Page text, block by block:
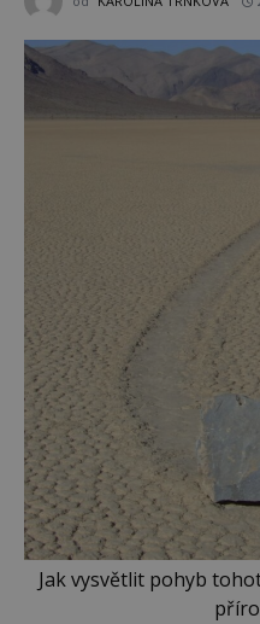
Jak vysvětlit pohyb